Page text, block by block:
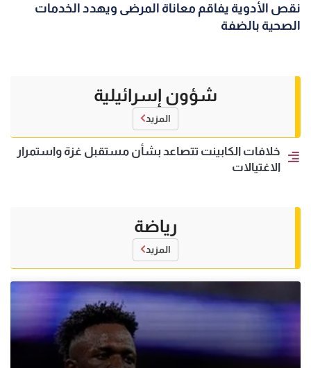
نقص الأدوية يفاقم معاناة المرضى ويهدد الخدمات
الصحية بالضفة
شؤون إسرائيلية
المزيد
خلافات الكابينت تتصاعد بشأن مستقبل غزة واستمرار
الاغتيالات
رياضة
المزيد